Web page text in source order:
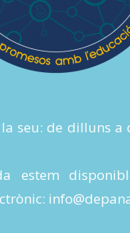
seu: de dilluns a
estem